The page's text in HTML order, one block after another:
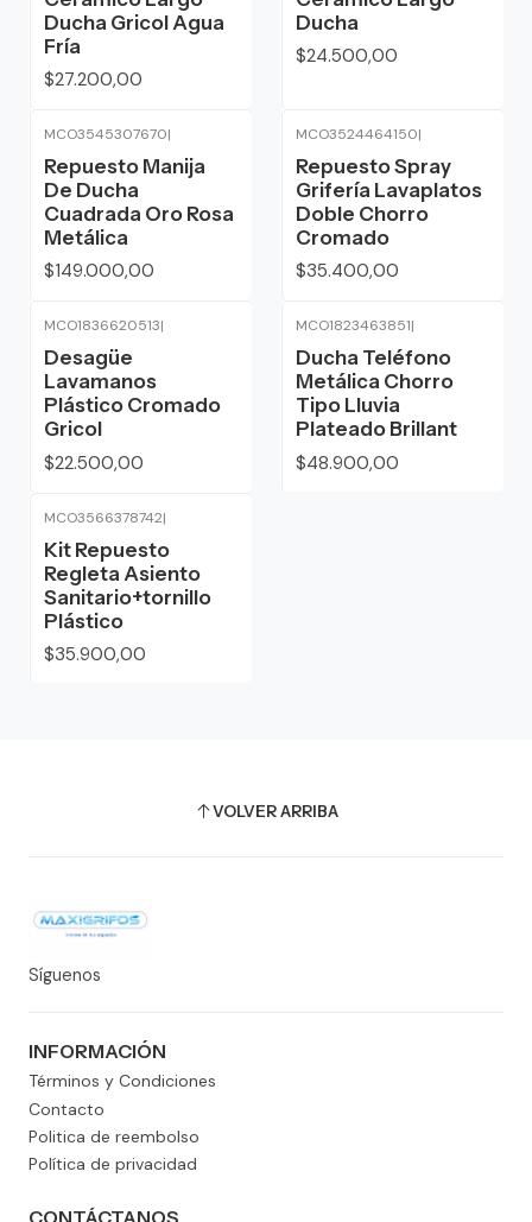
Ducha Gricol Agua
Fría
$27.200,00
Ducha
$24.500,00
MCO3545307670|
Repuesto Manija
De Ducha
Cuadrada Oro Rosa
Metálica
$149.000,00
MCO3524464150|
Repuesto Spray
Grifería Lavaplatos
Doble Chorro
Cromado
$35.400,00
MCO1836620513|
Desagüe
Lavamanos
Plástico Cromado
Gricol
$22.500,00
MCO1823463851|
Ducha Teléfono
Metálica Chorro
Tipo Lluvia
Plateado Brillant
$48.900,00
MCO3566378742|
Kit Repuesto
Regleta Asiento
Sanitario+tornillo
Plástico
$35.900,00
VOLVER ARRIBA
Síguenos
INFORMACIÓN
Términos y Condiciones
Contacto
Politica de reembolso
Política de privacidad
CONTÁCTANOS